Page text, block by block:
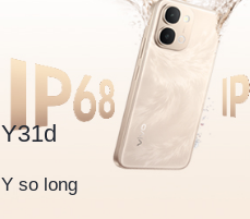
Y31d
Y so long